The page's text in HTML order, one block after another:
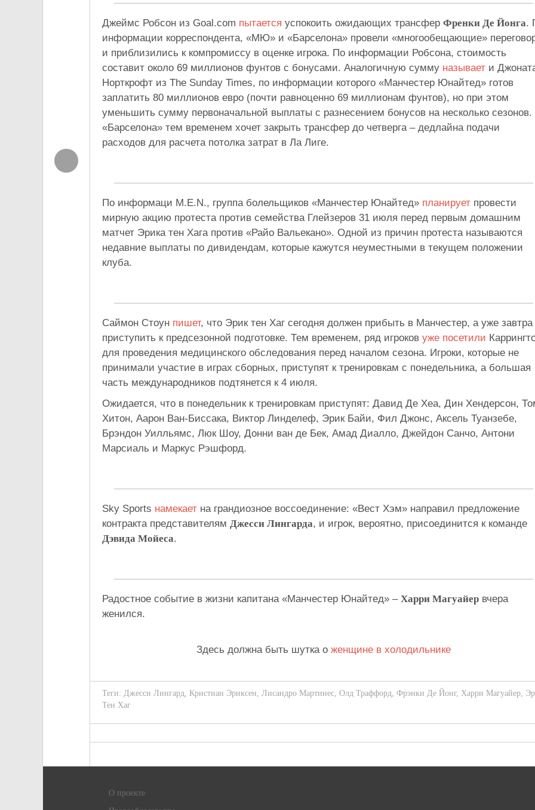
Джеймс Робсон из Goal.com пытается успокоить ожидающих трансфер Френки Де Йонга.
информации корреспондента, «МЮ» и «Барселона» провели «многообещающие»
и приблизились к компромиссу в оценке игрока. По информации Робсона, стоимость
составит около 69 миллионов фунтов с бонусами. Аналогичную сумму называет и
Норткрофт из The Sunday Times, по информации которого «Манчестер Юнайтед» готов
заплатить 80 миллионов евро (почти равноценно 69 миллионам фунтов), но при этом
уменьшить сумму первоначальной выплаты с разнесением бонусов на несколько сезонов.
«Барселона» тем временем хочет закрыть трансфер до четверга – дедлайна подачи
расходов для расчета потолка затрат в Ла Лиге.
По информаци M.E.N., группа болельщиков «Манчестер Юнайтед» планирует провести
мирную акцию протеста против семейства Глейзеров 31 июля перед первым домашним
матчет Эрика тен Хага против «Райо Вальекано». Одной из причин протеста называются
недавние выплаты по дивидендам, которые кажутся неуместными в текущем положении
клуба.
Саймон Стоун пишет, что Эрик тен Хаг сегодня должен прибыть в Манчестер, а уже завтра
приступить к предсезонной подготовке. Тем временем, ряд игроков уже посетили
для проведения медицинского обследования перед началом сезона. Игроки, которые не
принимали участие в играх сборных, приступят к тренировкам с понедельника, а большая
часть международников подтянется к 4 июля.
Ожидается, что в понедельник к тренировкам приступят: Давид Де Хеа, Дин Хендерсон,
Хитон, Аарон Ван-Биссака, Виктор Линделеф, Эрик Байи, Фил Джонс, Аксель Туанзебе,
Брэндон Уилльямс, Люк Шоу, Донни ван де Бек, Амад Диалло, Джейдон Санчо, Антони
Марсиаль и Маркус Рэшфорд.
Sky Sports намекает на грандиозное воссоединение: «Вест Хэм» направил предложение
контракта представителям Джесси Лингарда, и игрок, вероятно, присоединится к команде
Дэвида Мойеса.
Радостное событие в жизни капитана «Манчестер Юнайтед» – Харри Магуайер вчера
женился.
Здесь должна быть шутка о женщине в холодильнике
Теги: Джесси Лингард, Кристиан Эриксен, Лисандро Мартинес, Олд Траффорд, Фрэнки Де Йонг, Харри Магуайер,
Тен Хаг
О проекте